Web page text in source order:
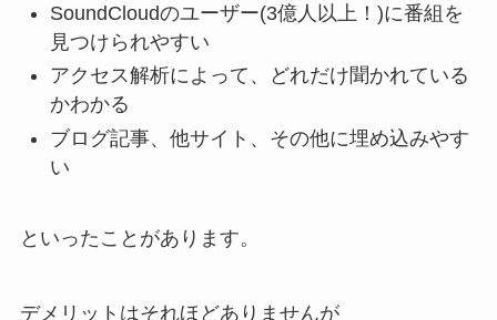
SoundCloudのユーザー(3億人以上！)に番組を
見つけられやすい
アクセス解析によって、どれだけ聞かれている
かわかる
ブログ記事、他サイト、その他に埋め込みやす
い
といったことがあります。
デメリットはそれほどありませんが